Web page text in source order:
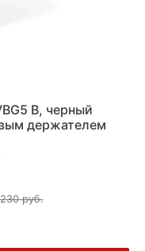
B, черный
держателем
230 руб.